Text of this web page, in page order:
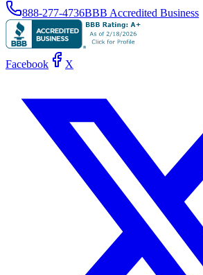
888-277-4736BBB Accredited Business
Facebook X